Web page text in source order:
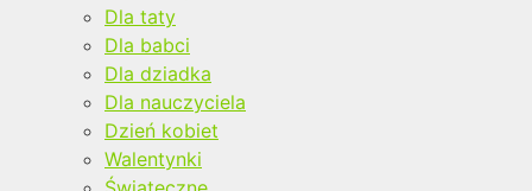
Dla taty
Dla babci
Dla dziadka
Dla nauczyciela
Dzień kobiet
Walentynki